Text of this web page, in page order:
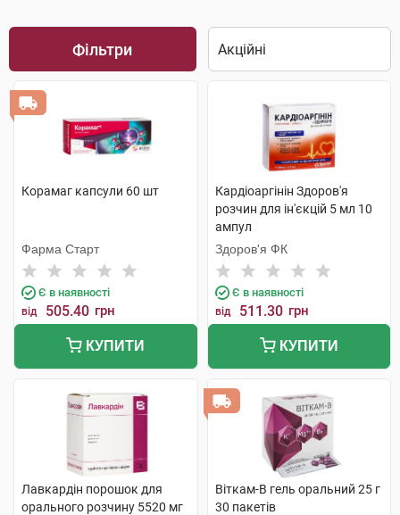
Фільтри
Корамаг капсули 60 шт
Фарма Старт
Є в наявності
від 505.40 грн
КУПИТИ
Кардіоаргінін Здоров'я
розчин для ін'єкцій 5 мл 10
ампул
Здоров'я ФК
Є в наявності
від 511.30 грн
КУПИТИ
Лавкардін порошок для
орального розчину 5520 мг
Віткам-В гель оральний 25 г
30 пакетів